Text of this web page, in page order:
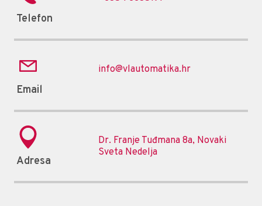
Telefon
Email
info@vlautomatika.hr
Adresa
Dr. Franje Tuđmana 8a, Novaki
Sveta Nedelja